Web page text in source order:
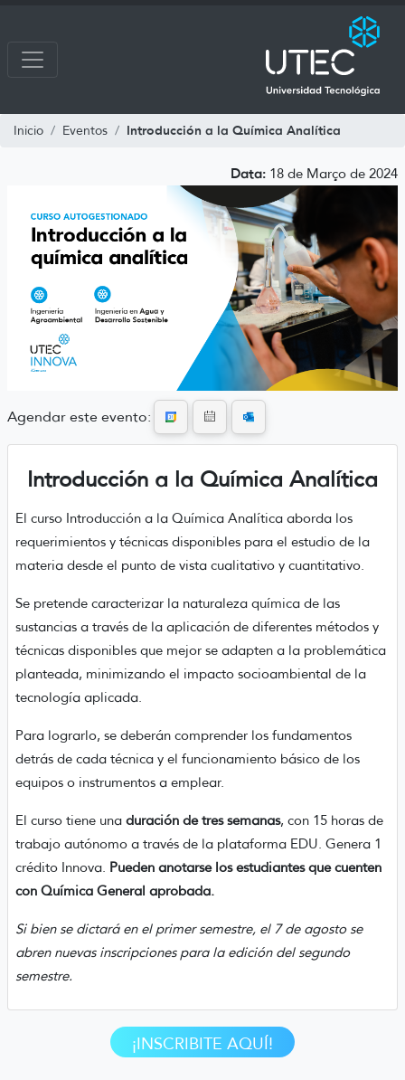
Inicio Eventos Introducción a la Química Analítica
Data: 18 de Março de 2024
Agendar este evento:
Introducción a la Química Analítica
El curso Introducción a la Química Analítica aborda los
requerimientos y técnicas disponibles para el estudio de la
materia desde el punto de vista cualitativo y cuantitativo.
Se pretende caracterizar la naturaleza química de las
sustancias a través de la aplicación de diferentes métodos y
técnicas disponibles que mejor se adapten a la problemática
planteada, minimizando el impacto socioambiental de la
tecnología aplicada.
Para lograrlo, se deberán comprender los fundamentos
detrás de cada técnica y el funcionamiento básico de los
equipos o instrumentos a emplear.
El curso tiene una duración de tres semanas, con 15 horas de
trabajo autónomo a través de la plataforma EDU. Genera 1
crédito Innova. Pueden anotarse los estudiantes que cuenten
con Química General aprobada.
Si bien se dictará en el primer semestre, el 7 de agosto se
abren nuevas inscripciones para la edición del segundo
semestre.
¡INSCRIBITE AQUÍ!